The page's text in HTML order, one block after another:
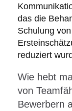
das die
Schulung
reduziert
Wie hebt
von
Bewerbern